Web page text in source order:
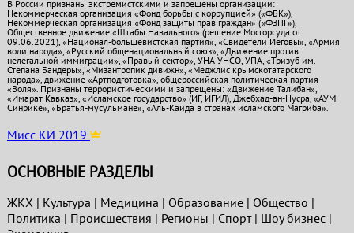
В России признаны экстремистскими и запрещены организации:
Некоммерческая организация «Фонд борьбы с коррупцией» («ФБК»),
Некоммерческая организация «Фонд защиты прав граждан» («ФЗПГ»),
Общественное движение «Штабы Навального» (решение Мосгорсуда от
09.06.2021), «Национал-большевистская партия», «Свидетели Иеговы», «Армия
воли народа», «Русский общенациональный союз», «Движение против
нелегальной иммиграции», «Правый сектор», УНА-УНСО, УПА, «Тризуб им.
Степана Бандеры», «Мизантропик дивижн», «Меджлис крымскотатарского
народа», движение «Артподготовка», общероссийская политическая партия
«Воля». Признаны террористическими и запрещены: «Движение Талибан»,
«Имарат Кавказ», «Исламское государство» (ИГ, ИГИЛ), Джебхад-ан-Нусра, «АУМ
Синрике», «Братья-мусульмане», «Аль-Каида в странах исламского Магриба».
Мисс КИ 2019
ОСНОВНЫЕ РАЗДЕЛЫ
ЖКХ| Культура | Медицина | Образование| Общество |
Политика | Проиcшествия | Регионы | Спорт| Шоу бизнес|